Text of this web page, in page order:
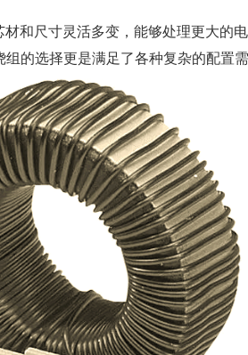
和尺寸灵活多变，能够处理更大的
的选择更是满足了各种复杂的配置